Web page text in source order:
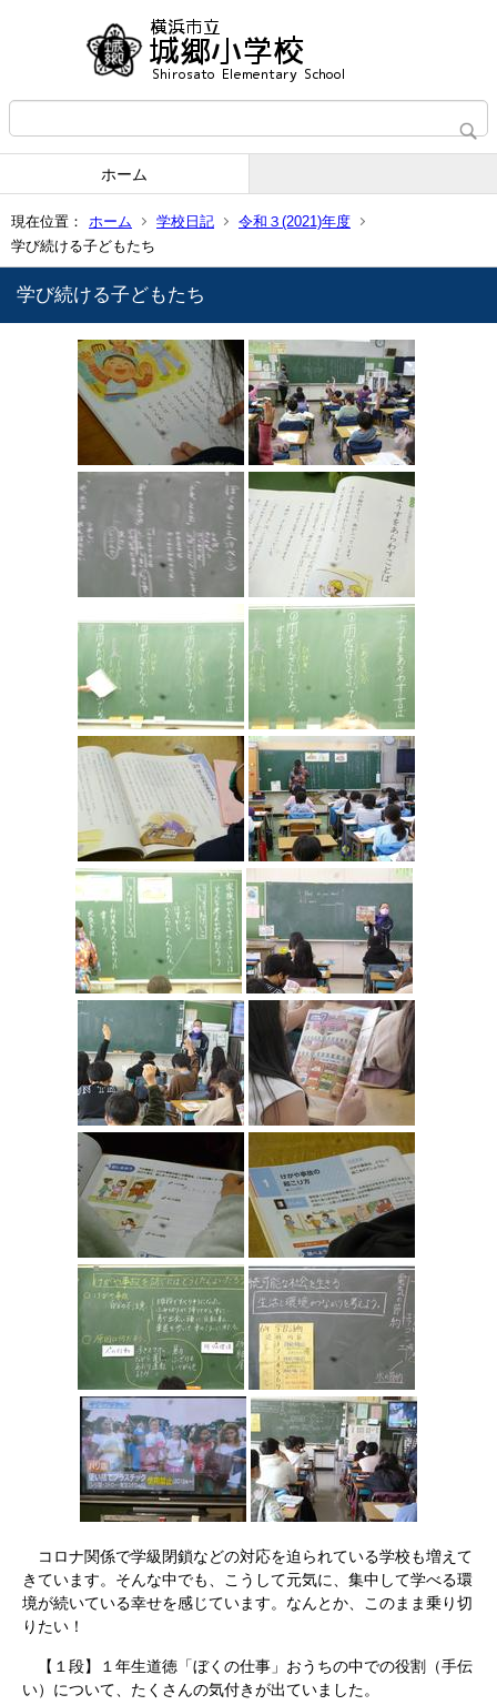
ホーム
現在位置： ホーム 学校日記
令和３(2021)年度
学び続ける子どもたち
学び続ける子どもたち
コロナ関係で学級閉鎖などの対応を迫られている学校も増えて
きています。そんな中でも、こうして元気に、集中して学べる環
境が続いている幸せを感じています。なんとか、このまま乗り切
りたい！
【１段】１年生道徳「ぼくの仕事」おうちの中での役割（手伝
い）について、たくさんの気付きが出ていました。